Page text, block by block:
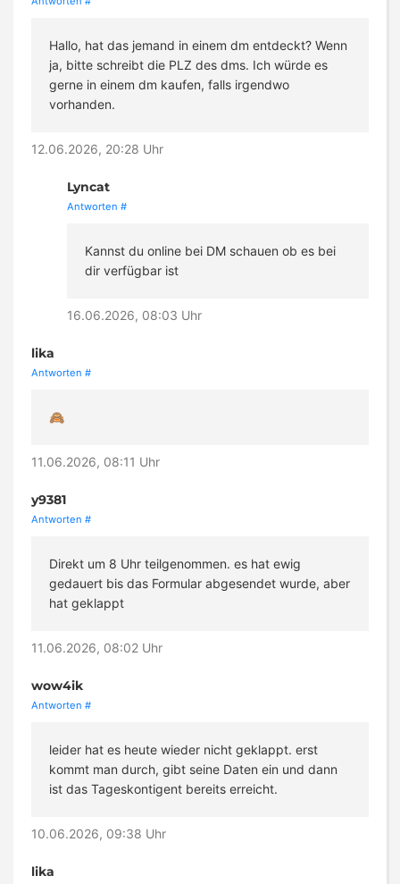
Hallo, hat das jemand in einem dm entdeckt? Wenn
ja, bitte schreibt die PLZ des dms. Ich würde es
gerne in einem dm kaufen, falls irgendwo
vorhanden.
12.06.2026, 20:28 Uhr
Lyncat
Antworten #
Kannst du online bei DM schauen ob es bei
dir verfügbar ist
16.06.2026, 08:03 Uhr
lika
Antworten #
🙈
11.06.2026, 08:11 Uhr
y9381
Antworten #
Direkt um 8 Uhr teilgenommen. es hat ewig
gedauert bis das Formular abgesendet wurde, aber
hat geklappt
11.06.2026, 08:02 Uhr
wow4ik
Antworten #
leider hat es heute wieder nicht geklappt. erst
kommt man durch, gibt seine Daten ein und dann
ist das Tageskontigent bereits erreicht.
10.06.2026, 09:38 Uhr
lika